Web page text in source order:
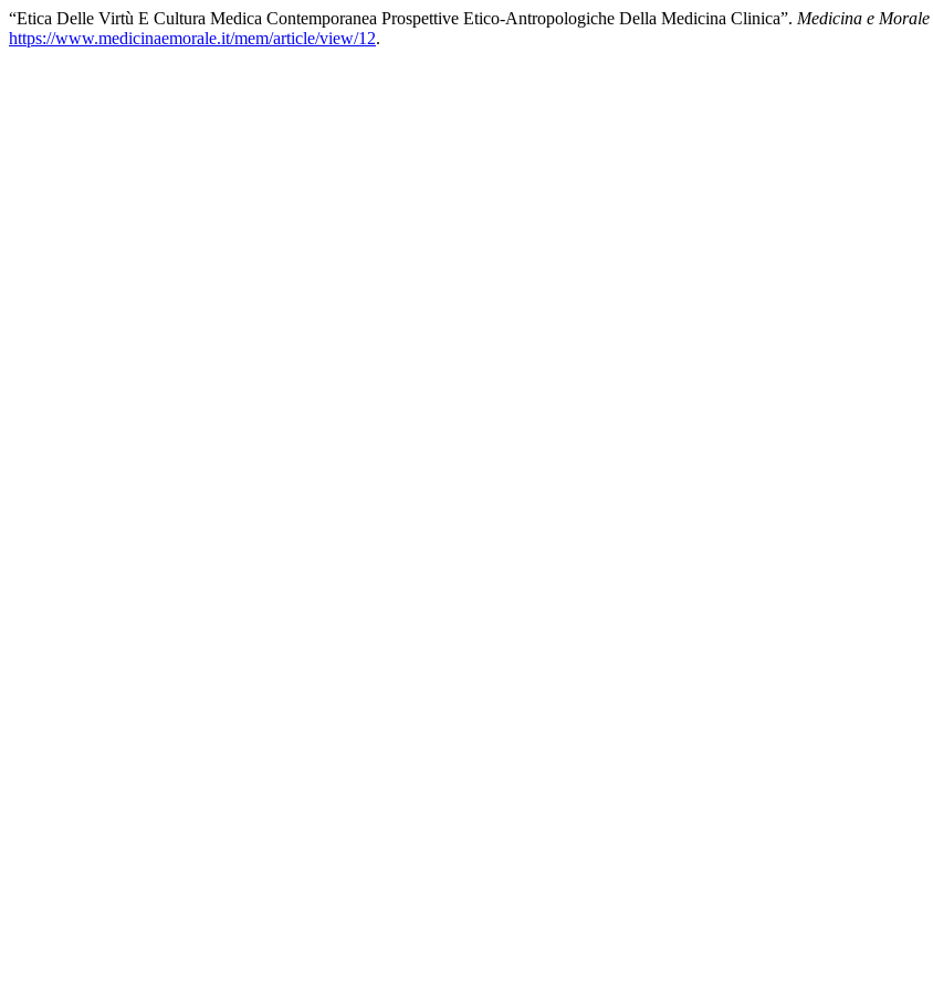
“Etica Delle Virtù E Cultura Medica Contemporanea Prospettive Etico-Antropologiche Della Medicina Clinica”. Medicina e Morale
https://www.medicinaemorale.it/mem/article/view/12.